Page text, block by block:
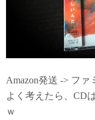
Amazon発送 -> ファ
よく考えたら、CD
ｗ